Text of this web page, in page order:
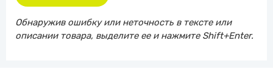
Обнаружив ошибку или неточность в тексте или
описании товара, выделите ее и нажмите Shift+Enter.